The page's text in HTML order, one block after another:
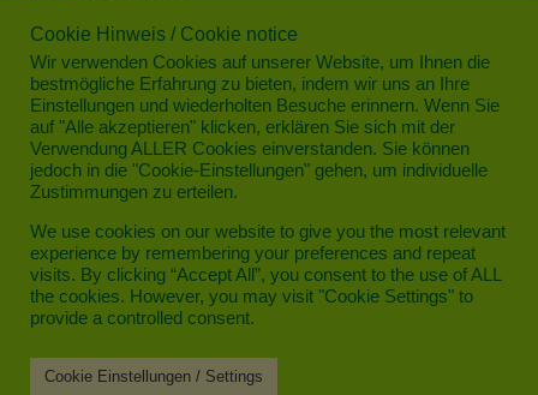
Das schönste Veedel im Norden von Köln
Datenschutz
Impressum
Kontakt
Cookie Hinweis / Cookie notice
Wir verwenden Cookies auf unserer Website, um Ihnen die
bestmögliche Erfahrung zu bieten, indem wir uns an Ihre
Einstellungen und wiederholten Besuche erinnern. Wenn Sie
auf "Alle akzeptieren" klicken, erklären Sie sich mit der
Verwendung ALLER Cookies einverstanden. Sie können
jedoch in die "Cookie-Einstellungen" gehen, um individuelle
Zustimmungen zu erteilen.
We use cookies on our website to give you the most relevant
experience by remembering your preferences and repeat
visits. By clicking “Accept All”, you consent to the use of ALL
the cookies. However, you may visit "Cookie Settings" to
provide a controlled consent.
Cookie Einstellungen / Settings